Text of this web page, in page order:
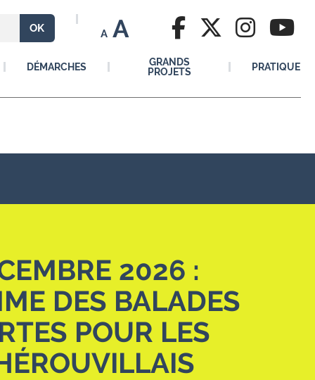
A A
DÉMARCHES
GRANDS
PROJETS
PRATIQUE
2026 :
DES BALADES
POUR LES